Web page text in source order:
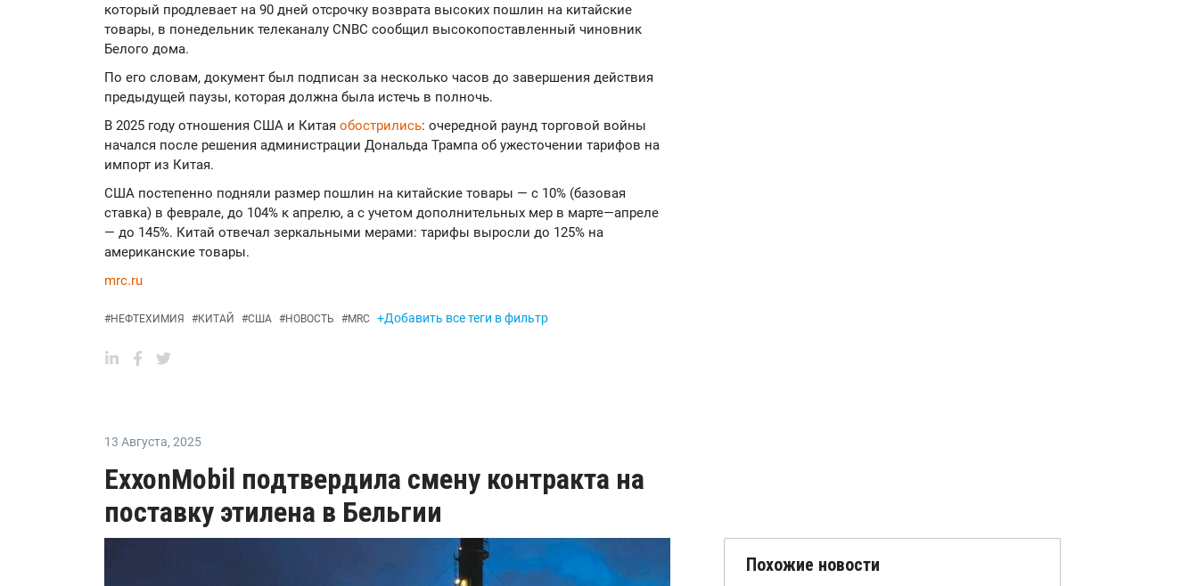
который продлевает на 90 дней отсрочку возврата высоких пошлин на китайские
товары, в понедельник телеканалу CNBC сообщил высокопоставленный чиновник
Белого дома.
По его словам, документ был подписан за несколько часов до завершения действия
предыдущей паузы, которая должна была истечь в полночь.
В 2025 году отношения США и Китая обострились: очередной раунд торговой войны
начался после решения администрации Дональда Трампа об ужесточении тарифов на
импорт из Китая.
США постепенно подняли размер пошлин на китайские товары — с 10% (базовая
ставка) в феврале, до 104% к апрелю, а с учетом дополнительных мер в марте—апреле
— до 145%. Китай отвечал зеркальными мерами: тарифы выросли до 125% на
американские товары.
mrc.ru
#НЕФТЕХИМИЯ #КИТАЙ #США #НОВОСТЬ #MRC +Добавить все теги в фильтр
13 Августа, 2025
ExxonMobil подтвердила смену контракта на
поставку этилена в Бельгии
Похожие новости